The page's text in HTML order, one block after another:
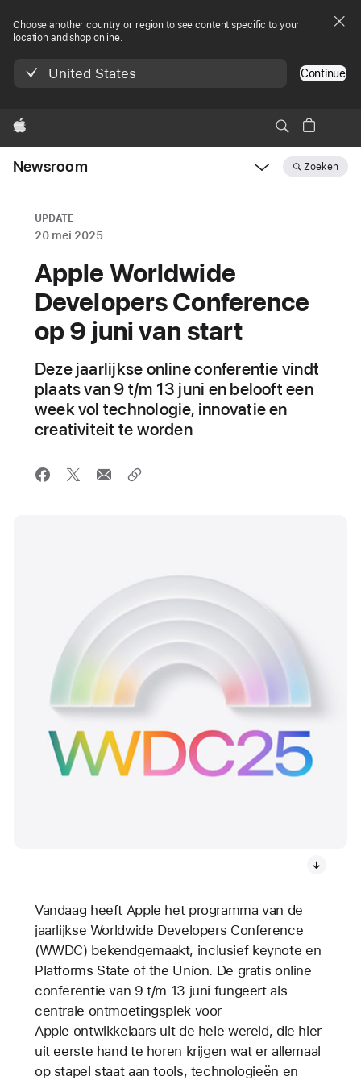
Choose another country or region to see content specific to your
location and shop online.
United States Continue
Apple
Newsroom Zoeken
UPDATE
20 mei 2025
Apple Worldwide
Developers Conference
op 9 juni van start
Deze jaarlijkse online conferentie vindt
plaats van 9 t/m 13 juni en belooft een
week vol technologie, innovatie en
creativiteit te worden
Vandaag heeft Apple het programma van de
jaarlijkse Worldwide Developers Conference
(WWDC) bekendgemaakt, inclusief keynote en
Platforms State of the Union. De gratis online
conferentie van 9 t/m 13 juni fungeert als
centrale ontmoetingsplek voor
Apple ontwikkelaars uit de hele wereld, die hier
uit eerste hand te horen krijgen wat er allemaal
op stapel staat aan tools, technologieën en